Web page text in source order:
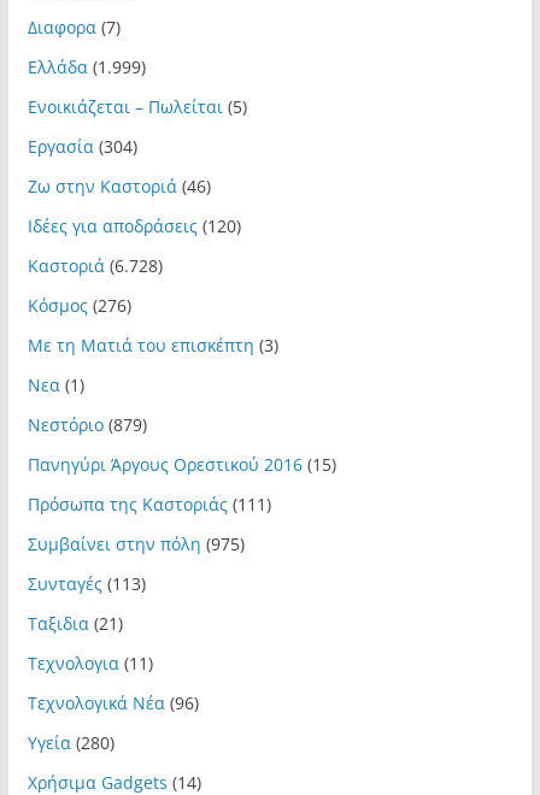
Διαφορα (7)
Ελλάδα (1.999)
Ενοικιάζεται – Πωλείται (5)
Εργασία (304)
Ζω στην Καστοριά (46)
Ιδέες για αποδράσεις(120)
Καστοριά (6.728)
Κόσμος(276)
Με τη Ματιά του επισκέπτη (3)
Νεα (1)
Νεστόριο(879)
Πανηγύρι Άργους Ορεστικού 2016(15)
Πρόσωπα της Καστοριάς(111)
Συμβαίνει στην πόλη (975)
Συνταγές(113)
Ταξιδια (21)
Τεχνολογια (11)
Τεχνολογικά Νέα (96)
Υγεία (280)
Χρήσιμα Gadgets (14)